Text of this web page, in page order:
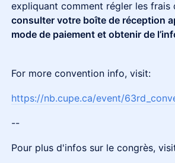
expliquant comment régler les frais
consulter votre boîte de réception
mode de paiement et obtenir de
For more convention info, visit:
https://nb.cupe.ca/event/
--
Pour plus d'infos sur le congrès,